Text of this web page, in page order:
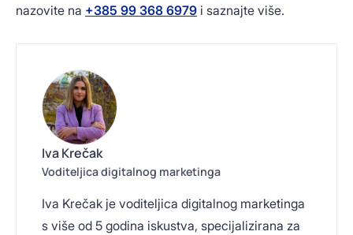
nazovite na +385 99 368 6979 i saznajte više.
Iva Krečak
Voditeljica digitalnog marketinga
Iva Krečak je voditeljica digitalnog marketinga
s više od 5 godina iskustva, specijalizirana za